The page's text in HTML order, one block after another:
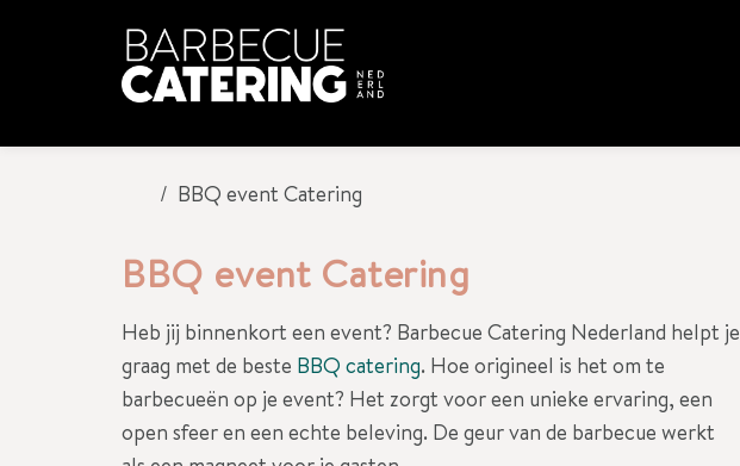
BBQ event Catering
BBQ event Catering
Heb jij binnenkort een event? Barbecue Catering Nederland helpt je
graag met de beste BBQ catering. Hoe origineel is het om te
barbecueën op je event? Het zorgt voor een unieke ervaring, een
open sfeer en een echte beleving. De geur van de barbecue werkt